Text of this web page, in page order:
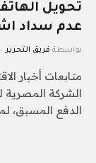
تحويل
عدم سداد
بواسطة فريق التحرير
متابعات أخبار
الشركة المصرية
الدفع المسبق،